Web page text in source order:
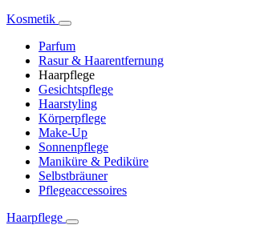
Kosmetik
Parfum
Rasur & Haarentfernung
Haarpflege
Gesichtspflege
Haarstyling
Körperpflege
Make-Up
Sonnenpflege
Maniküre & Pediküre
Selbstbräuner
Pflegeaccessoires
Haarpflege